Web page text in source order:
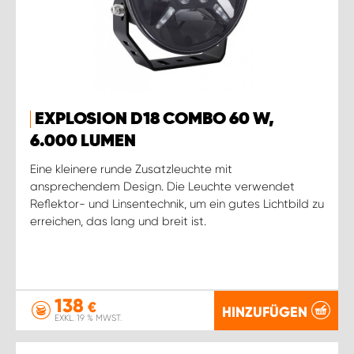
EXPLOSION D18 COMBO 60 W,
6.000 LUMEN
Eine kleinere runde Zusatzleuchte mit
ansprechendem Design. Die Leuchte verwendet
Reflektor- und Linsentechnik, um ein gutes Lichtbild zu
erreichen, das lang und breit ist.
138 €
EXKL. 19 % MWST. HINZUFÜGEN